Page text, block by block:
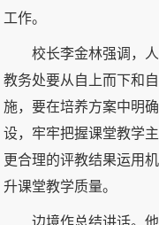
工作。
校长李金林强调，
教务处要从自上而下和
施，要在培养方案中明
设，牢牢把握课堂教学
更合理的评教结果运用
升课堂教学质量。
边境作总结讲话。